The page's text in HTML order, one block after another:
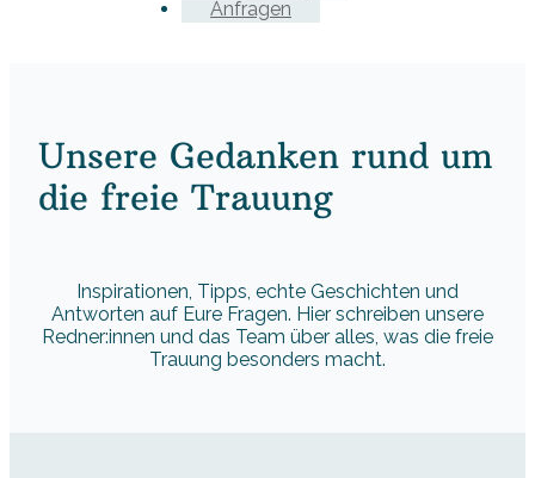
Anfragen
Unsere Gedanken rund um
die freie Trauung
Inspirationen, Tipps, echte Geschichten und
Antworten auf Eure Fragen. Hier schreiben unsere
Redner:innen und das Team über alles, was die freie
Trauung besonders macht.